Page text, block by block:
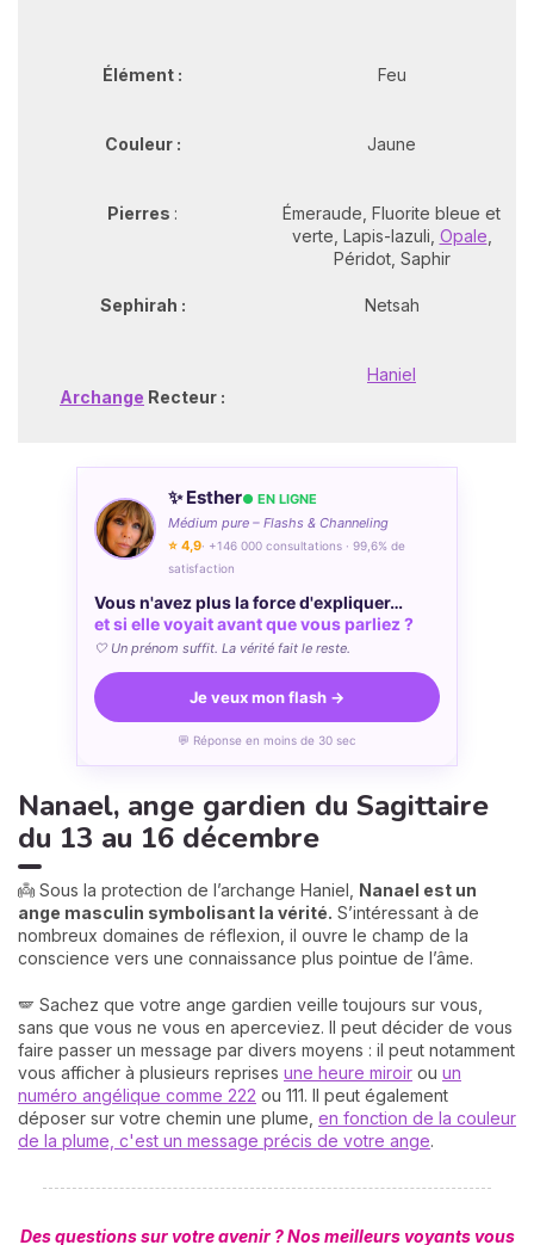
Élément : Feu
Couleur : Jaune
Pierres :
Émeraude, Fluorite bleue et
verte, Lapis-lazuli, Opale
Péridot, Saphir
Sephirah : Netsah
Archange Recteur :
Haniel
✨ Esther● EN LIGNE
Médium pure – Flashs & Channeling
⭐ 4,9· +146 000 consultations · 99,6% de
satisfaction
Vous n'avez plus la force d'expliquer…
et si elle voyait avant que vous parliez ?
🤍 Un prénom suffit. La vérité fait le reste.
Je veux mon flash →
💬 Réponse en moins de 30 sec
Nanael, ange gardien du Sagittaire
du 13 au 16 décembre
👼 Sous la protection de l’archange Haniel, Nanael est un
ange masculin symbolisant la vérité. S’intéressant à de
nombreux domaines de réflexion, il ouvre le champ de la
conscience vers une connaissance plus pointue de l’âme.
🪽 Sachez que votre ange gardien veille toujours sur vous,
sans que vous ne vous en aperceviez. Il peut décider de vous
faire passer un message par divers moyens : il peut notamment
vous afficher à plusieurs reprises une heure miroir ou un
numéro angélique comme 222 ou 111. Il peut également
déposer sur votre chemin une plume, en fonction de la couleur
de la plume, c'est un message précis de votre ange.
Des questions sur votre avenir ? Nos meilleurs voyants vous